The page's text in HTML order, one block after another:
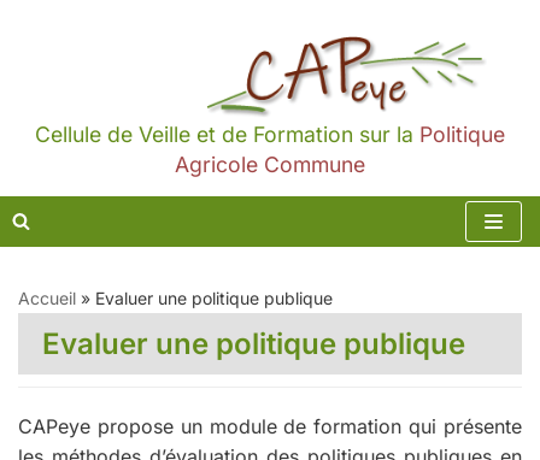
contenu
Cellule de Veille et de Formation sur la Politique
Agricole Commune
Accueil » Evaluer une politique publique
Evaluer une politique publique
CAPeye propose un module de formation qui présente